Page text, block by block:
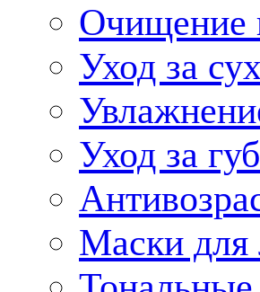
Очищение
Уход за
Уход за
Маски для